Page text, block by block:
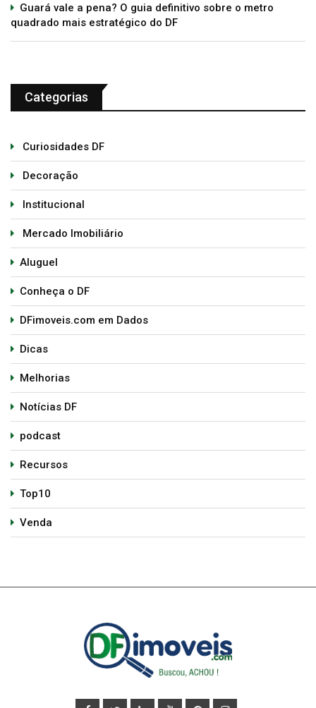
Guará vale a pena? O guia definitivo sobre o metro
quadrado mais estratégico do DF
Categorias
Curiosidades DF
Decoração
Institucional
Mercado Imobiliário
Aluguel
Conheça o DF
DFimoveis.com em Dados
Dicas
Melhorias
Notícias DF
podcast
Recursos
Top10
Venda